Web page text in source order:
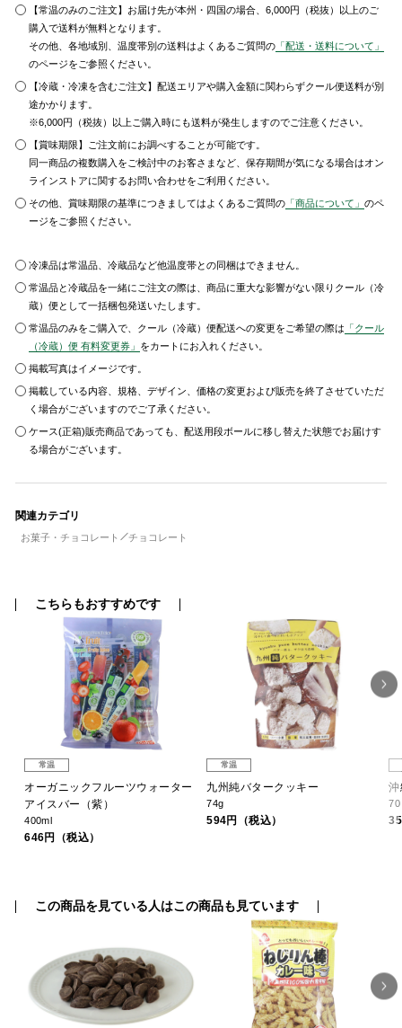
【常温のみのご注文】お届け先が本州・四国の場合、6,000円（税抜）以上のご
購入で送料が無料となります。
その他、各地域別、温度帯別の送料はよくあるご質問の 「配送・送料について」
のページをご参照ください。
【冷蔵・冷凍を含むご注文】配送エリアや購入金額に関わらずクール便送料が別
途かかります。
※6,000円（税抜）以上ご購入時にも送料が発生しますのでご注意ください。
【賞味期限】ご注文前にお調べすることが可能です。
同一商品の複数購入をご検討中のお客さまなど、保存期間が気になる場合はオン
ラインストアに関するお問い合わせをご利用ください。
その他、賞味期限の基準につきましてはよくあるご質問の 「商品について」のペ
ージをご参照ください。
冷凍品は常温品、冷蔵品など他温度帯との同梱はできません。
常温品と冷蔵品を一緒にご注文の際は、商品に重大な影響がない限りクール（冷
蔵）便として一括梱包発送いたします。
常温品のみをご購入で、クール（冷蔵）便配送への変更をご希望の際は 「クール
（冷蔵）便 有料変更券」 をカートにお入れください。
掲載写真はイメージです。
掲載している内容、規格、デザイン、価格の変更および販売を終了させていただ
く場合がございますのでご了承ください。
ケース(正箱)販売商品であっても、配送用段ボールに移し替えた状態でお届けす
る場合がございます。
関連カテゴリ
お菓子・チョコレート チョコレート
こちらもおすすめです
常温
オーガニックフルーツウォーター
アイスバー（紫）
400ml
646円（税込）
常温
九州純バタークッキー
74g
594円（税込）
70
この商品を見ている人はこの商品も見ています